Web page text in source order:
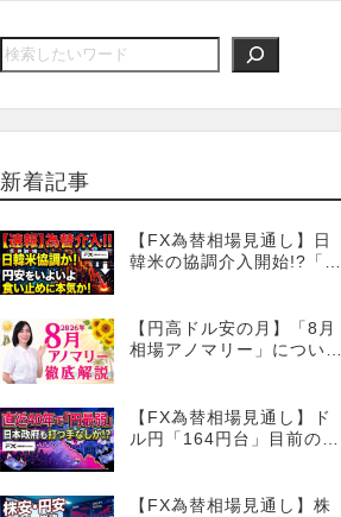
新着記事
【FX為替相場見通し】日
韓米の協調介入開始!?「為
【円高ドル安の月】「8月
相場アノマリー」について
【FX為替相場見通し】ド
ル円「164円台」目前の攻
【FX為替相場見通し】株